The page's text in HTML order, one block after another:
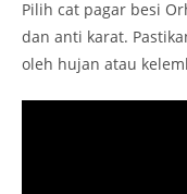
Pilih cat pagar besi
dan anti karat.
oleh hujan atau